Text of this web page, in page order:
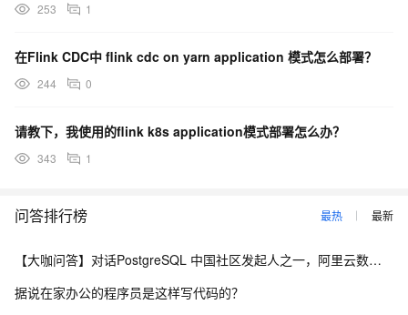
253 1
在Flink CDC中 flink cdc on yarn application 模式怎么部署？
244 0
请教下，我使用的flink k8s application模式部署怎么办？
343 1
问答排行榜 最热 最新
【大咖问答】对话PostgreSQL 中国社区发起人之一，阿里云数据库高级专家 德哥
据说在家办公的程序员是这样写代码的？